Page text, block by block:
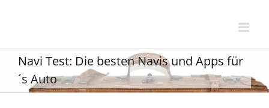
Navi Test: Die besten Navis und Apps für
´s Auto